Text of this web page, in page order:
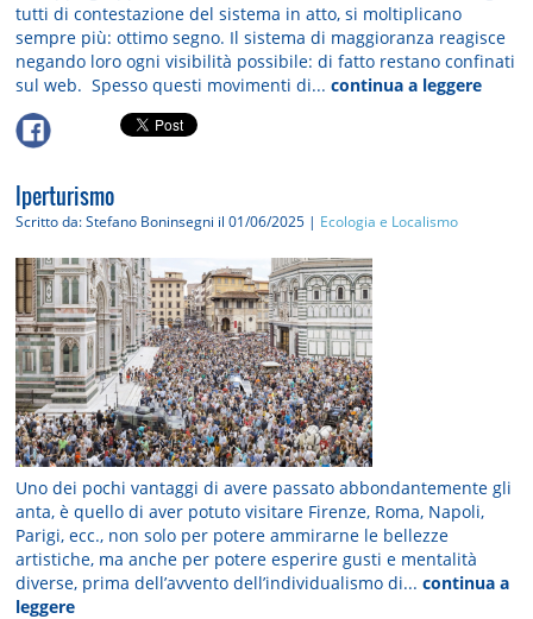
tutti di contestazione del sistema in atto, si moltiplicano
sempre più: ottimo segno. Il sistema di maggioranza reagisce
negando loro ogni visibilità possibile: di fatto restano confinati
sul web. Spesso questi movimenti di...continua a leggere
Iperturismo
Scritto da: Stefano Boninsegni il 01/06/2025 | Ecologia e Localismo
Uno dei pochi vantaggi di avere passato abbondantemente gli
anta, è quello di aver potuto visitare Firenze, Roma, Napoli,
Parigi, ecc., non solo per potere ammirarne le bellezze
artistiche, ma anche per potere esperire gusti e mentalità
diverse, prima dell’avvento dell’individualismo di...continua a
leggere